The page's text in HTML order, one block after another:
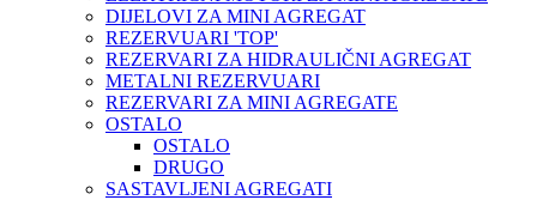
DIJELOVI ZA MINI AGREGAT
REZERVUARI 'TOP'
REZERVARI ZA HIDRAULIČNI AGREGAT
METALNI REZERVUARI
REZERVARI ZA MINI AGREGATE
OSTALO
OSTALO
DRUGO
SASTAVLJENI AGREGATI